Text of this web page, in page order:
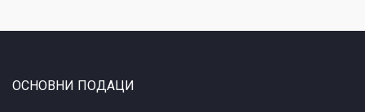
ОСНОВНИ ПОДАЦИ